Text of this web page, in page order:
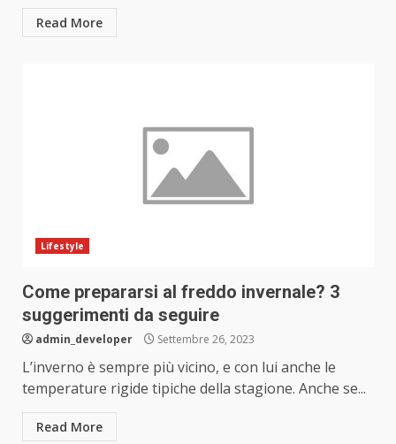
Read More
Lifestyle
Come prepararsi al freddo invernale? 3
suggerimenti da seguire
admin_developer Settembre 26, 2023
L’inverno è sempre più vicino, e con lui anche le
temperature rigide tipiche della stagione. Anche se...
Read More